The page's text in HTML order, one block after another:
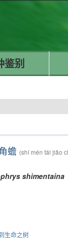
鉴别
蟾 (shí mén tái jiǎo
shimentaina
生命之树